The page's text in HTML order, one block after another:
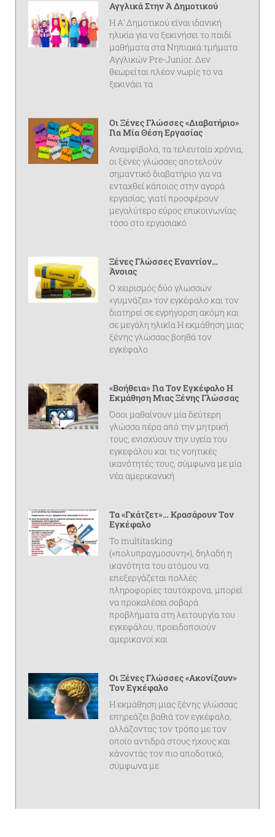
Αγγλικά Στην Ά Δημοτικού
Η Α’ Δημοτικού είναι ιδανική
ηλικία για να ξεκινήσει το παιδί
μαθήματα στα Νηπιακά τμήματα
Αγγλικών Pre-Junior. Δεν
θεωρείται πλέον νωρίς το να
ξεκινάει τα
Οι Ξένες Γλώσσες «διαβατήριο»
Για Μία Θέση Εργασίας
Αναμφίβολα, τα τελευταία χρόνια,
οι ξένες γλώσσες αποτελούν
σημαντικό διαβατήριο για να
ενταχθεί κάποιος στην αγορά
εργασίας, γιατί προσφέρουν
μεγαλύτερο εύρος επικοινωνίας
τόσο στο εργασιακό
Ξένες Γλώσσες Εναντίον…
Άνοιας
Ο χειρισμός δύο γλωσσών
«γυμνάζει» τον εγκέφαλο και τον
διατηρεί σε εγρήγορση ακόμη και
σε μεγάλη ηλικία Η εκμάθηση μιας
ξένης γλώσσας βοηθά τον
εγκέφαλο
«Βοήθεια» Για Τον Εγκέφαλο Η
Εκμάθηση Μιας Ξένης Γλώσσας
Όσοι μαθαίνουν μία δεύτερη
γλώσσα πέρα από την μητρική
τους, ενισχύουν την υγεία του
εγκεφάλου και τις νοητικές
ικανότητές τους, σύμφωνα με μία
νέα αμερικανική
Τα «γκάτζετ»… Κρασάρουν Τον
Εγκέφαλο
Το multitasking
(«πολυπραγμοσύνη»), δηλαδή η
ικανότητα του ατόμου να
επεξεργάζεται πολλές
πληροφορίες ταυτόχρονα, μπορεί
να προκαλέσει σοβαρά
προβλήματα στη λειτουργία του
εγκεφάλου, προειδοποιούν
αμερικανοί και
Οι Ξένες Γλώσσες «ακονίζουν»
Τον Εγκέφαλο
Η εκμάθηση μιας ξένης γλώσσας
επηρεάζει βαθιά τον εγκέφαλο,
αλλάζοντας τον τρόπο με τον
οποίο αντιδρά στους ήχους και
κάνοντάς τον πιο αποδοτικό,
σύμφωνα με